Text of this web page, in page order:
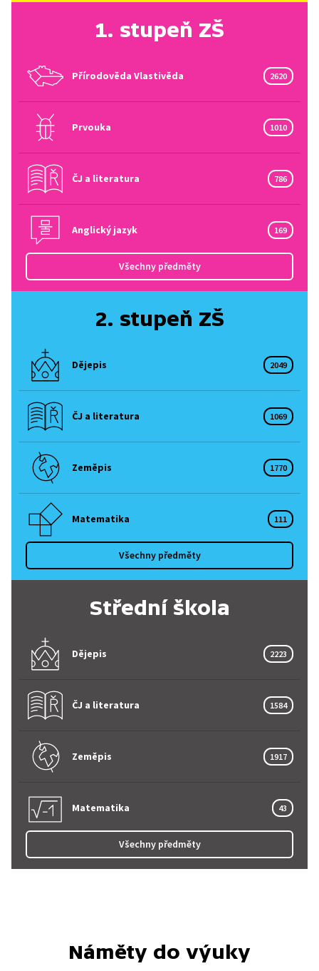
1. stupeň ZŠ
Přírodověda Vlastivěda 2620
Prvouka 1010
ČJ a literatura 786
Anglický jazyk 169
Všechny předměty
2. stupeň ZŠ
Dějepis 2049
ČJ a literatura 1069
Zeměpis 1770
Matematika 111
Všechny předměty
Střední škola
Dějepis 2223
ČJ a literatura 1584
Zeměpis 1917
Matematika 43
Všechny předměty
Náměty do výuky